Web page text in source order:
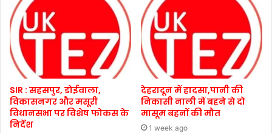
SIR : सहसपुर, डोईवाला,
विकासनगर और मसूरी
विधानसभा पर विशेष फोकस के
निर्देश
देहरादून में हादसा,पानी की
निकासी नाली में बहने से दो
मासूम बहनों की मौत
1 week ago